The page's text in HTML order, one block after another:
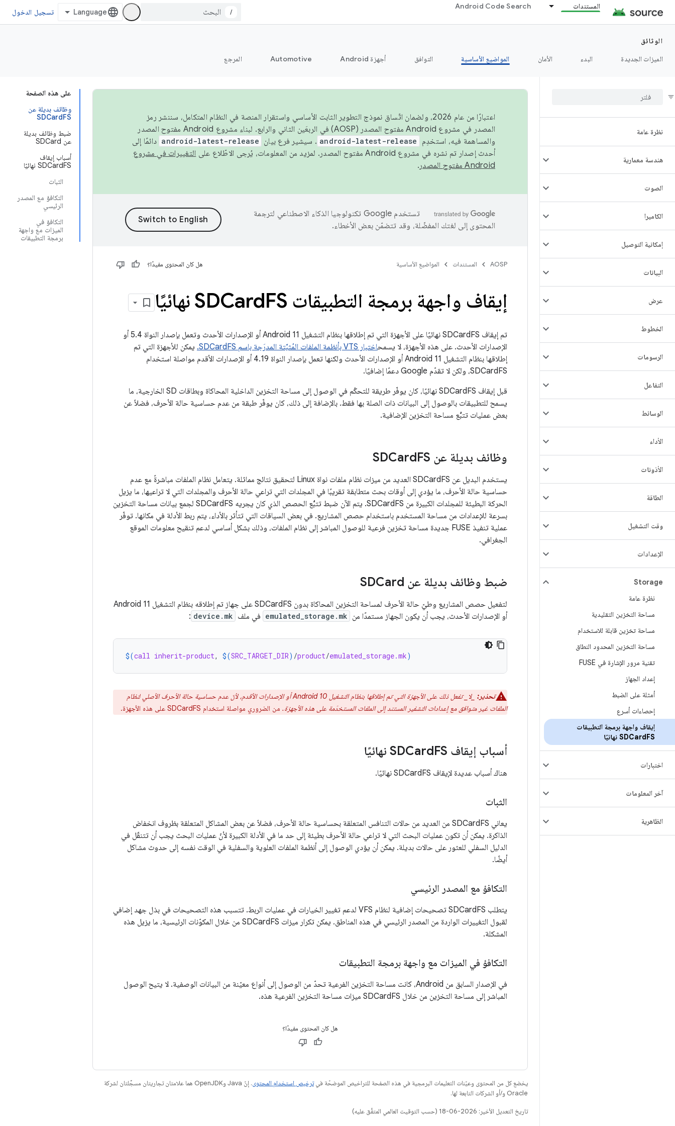
المستندات Android Code Search
/ تسجيل الدخول
الوثائق
الميزات الجديدة
البدء الأمان المواضيع الأساسية التوافق أجهزة Android Automotive المرجع
نظرة عامة
هندسة معمارية
الصوت
الكاميرا
إمكانية التوصيل
البيانات
عرض
الخطوط
الرسومات
التفاعل
الوسائط
الأداء
الأذونات
الطاقة
وقت التشغيل
الإعدادات
Storage
نظرة عامة
مساحة التخزين التقليدية
مساحة تخزين قابلة للاستخدام
مساحة التخزين المحدود النطاق
تقنية مرور الإشارة في FUSE
إعداد الجهاز
أمثلة على الضبط
إحصاءات أسرع
إيقاف واجهة برمجة التطبيقات
SDCardFS نهائيًا
اختبارات
آخر المعلومات
الظاهرية
على هذه الصفحة
وظائف بديلة عن
SDCardFS
ضبط وظائف بديلة
عن SDCard
أسباب إيقاف
SDCardFS نهائيًا
الثبات
التكافؤ مع المصدر
الرئيسي
التكافؤ في
الميزات مع واجهة
برمجة التطبيقات
اعتبارًا من عام 2026، ولضمان اتّساق نموذج التطوير الثابت الأساسي واستقرار المنصة في النظام المتكامل، سننشر رمز
المصدر في مشروع Android مفتوح المصدر (AOSP) في الربعَين الثاني والرابع. لبناء مشروع Android مفتوح المصدر
والمساهمة فيه، استخدِم
android-latest-release . سيشير فرع بيان android-latest-release دائمًا إلى
أحدث إصدار تم نشره في مشروع Android مفتوح المصدر. لمزيد من المعلومات، يُرجى الاطّلاع على
التغييرات في مشروع
Android مفتوح المصدر
.
تستخدم Google تكنولوجيا الذكاء الاصطناعي لترجمة
المحتوى إلى لغتك المفضّلة، وقد تتضمّن بعض الأخطاء.
AOSP المستندات المواضيع الأساسية هل كان المحتوى مفيدًا؟
إيقاف واجهة برمجة التطبيقات SDCard FS نهائيًا
تم إيقاف SDCardFS نهائيًا على الأجهزة التي تم إطلاقها بنظام التشغيل Android 11 أو الإصدارات الأحدث وتعمل بإصدار النواة 5.4 أو
الإصدارات الأحدث. على هذه الأجهزة، لا يسمحاختبار VTS بأنظمة الملفات المُثبَّتة المدرَجة باسم SDCardFS.
يمكن للأجهزة التي تم
إطلاقها بنظام التشغيل Android 11 أو الإصدارات الأحدث ولكنها تعمل بإصدار النواة 4.19 أو الإصدارات الأقدم مواصلة استخدام
SDCardFS، ولكن لا تقدّم Google دعمًا إضافيًا.
قبل إيقاف SDCardFS نهائيًا، كان يوفّر طريقة للتحكّم في الوصول إلى مساحة التخزين الداخلية المحاكاة وبطاقات SD الخارجية، ما
يسمح للتطبيقات بالوصول إلى البيانات ذات الصلة بها فقط. بالإضافة إلى ذلك، كان يوفّر طبقة من عدم حساسية حالة الأحرف، فضلاً عن
بعض عمليات تتبُّع مساحة التخزين الإضافية.
وظائف بديلة عن SDCard FS
يستخدم البديل عن SDCardFS العديد من ميزات نظام ملفات نواة Linux لتحقيق نتائج مماثلة. يتعامل نظام الملفات مباشرةً مع عدم
حساسية حالة الأحرف، ما يؤدي إلى أوقات بحث متطابقة تقريبًا في المجلدات التي تراعي حالة الأحرف والمجلدات التي لا تراعيها، ما يزيل
الحركة البطيئة للمجلدات الكبيرة من SDCardFS. يتم الآن ضبط تتبُّع الحصص الذي كان يجريه SDCardFS لجمع بيانات مساحة التخزين
بسرعة للإعدادات من مساحة المستخدم باستخدام حصص المشاريع. في بعض السياقات التي تتأثر بالأداء، يتم ربط الأدلة في مكانها. توفّر
عملية تنفيذ FUSE جديدة مساحة تخزين فرعية للوصول المباشر إلى نظام الملفات، وذلك بشكل أساسي لدعم تنقيح معلومات الموقع
الجغرافي.
ضبط وظائف بديلة عن SDCard
لتفعيل حصص المشاريع وطيّ حالة الأحرف لمساحة التخزين المحاكاة بدون SDCardFS على جهاز تم إطلاقه بنظام التشغيل Android 11
أو الإصدارات الأحدث، يجب أن يكون الجهاز مستمدًا من emulated_storage.mk في ملف device.mk
:
$(call inherit-product, $(SRC_TARGET_DIR) /product/emulated_storage.mk)
تحذير:
_لا_ تفعل ذلك على الأجهزة التي تم إطلاقها بنظام التشغيل Android 10 أو الإصدارات الأقدم، لأنّ عدم حساسية حالة الأحرف الأصلي لنظام
الملفات غير متوافق مع إعدادات التشفير المستند إلى الملفات المستخدَمة على هذه الأجهزة. من الضروري مواصلة استخدام SDCardFS على هذه الأجهزة.
أسباب إيقاف SDCard FS نهائيًا
هناك أسباب عديدة لإيقاف SDCardFS نهائيًا.
الثبات
يعاني SDCardFS من العديد من حالات التنافس المتعلقة بحساسية حالة الأحرف، فضلاً عن بعض المشاكل المتعلقة بظروف انخفاض
الذاكرة. يمكن أن تكون عمليات البحث التي لا تراعي حالة الأحرف بطيئة إلى حد ما في الأدلة الكبيرة لأنّ عمليات البحث يجب أن تتنقّل في
الدليل السفلي للعثور على حالات بديلة. يمكن أن يؤدي الوصول إلى أنظمة الملفات العلوية والسفلية في الوقت نفسه إلى حدوث مشاكل
أيضًا.
التكافؤ مع المصدر الرئيسي
يتطلب SDCardFS تصحيحات إضافية لنظام VFS لدعم تغيير الخيارات في عمليات الربط. تتسبب هذه التصحيحات في بذل جهد إضافي
لقبول التغييرات الواردة من المصدر الرئيسي في هذه المناطق. يمكن تكرار ميزات SDCardFS من خلال المكوّنات الرئيسية، ما يزيل هذه
المشكلة.
التكافؤ في الميزات مع واجهة برمجة التطبيقات
في الإصدار السابق من Android، كانت مساحة التخزين الفرعية تحدّ من الوصول إلى أنواع معيّنة من البيانات الوصفية. لا يتيح الوصول
المباشر إلى مساحة التخزين من خلال SDCardFS ميزات مساحة التخزين الفرعية هذه.
هل كان المحتوى مفيدًا؟
يخضع كل من المحتوى وعيّنات التعليمات البرمجية في هذه الصفحة للتراخيص الموضحّة فيترخيص استخدام المحتوى
. إنّ Java وOpenJDK هما علامتان تجاريتان مسجَّلتان لشركة
Oracle و/أو الشركات التابعة لها.
تاريخ التعديل الأخير: 2026-06-18 (حسب التوقيت العالمي المتفَّق عليه)